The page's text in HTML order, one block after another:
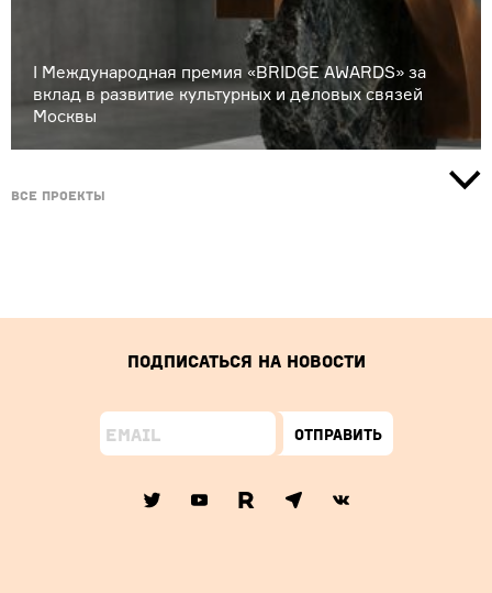
I Международная премия «BRIDGE AWARDS» за
вклад в развитие культурных и деловых связей
Москвы
Все проекты
Подписаться на новости
Отправить